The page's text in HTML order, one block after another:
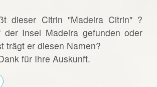
dieser Citrin "Madeira Citrin" ?
Insel Madeira gefunden oder
trägt er diesen Namen?
für Ihre Auskunft.